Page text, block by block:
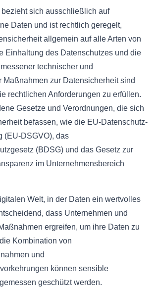
bezieht sich ausschließlich auf
Daten und ist rechtlich geregelt,
allgemein auf alle Arten von
Einhaltung des Datenschutzes und die
technischer und
Maßnahmen zur Datensicherheit sind
rechtlichen Anforderungen zu erfüllen.
Gesetze und Verordnungen, die sich
befassen, wie die EU-Datenschutz-
(EU-DSGVO), das
(BDSG) und das Gesetz zur
im Unternehmensbereich
Welt, in der Daten ein wertvolles
dass Unternehmen und
ergreifen, um ihre Daten zu
Kombination von
und
können sensible
geschützt werden.